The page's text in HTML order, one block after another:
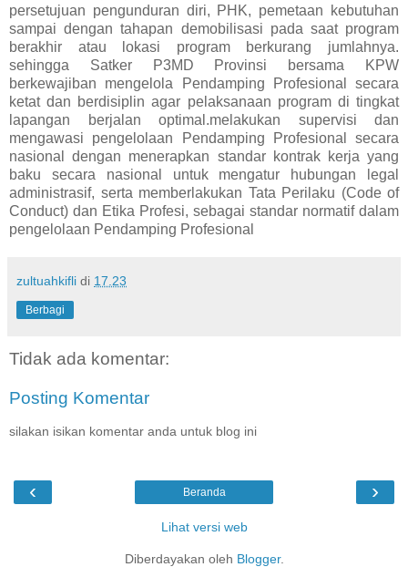
persetujuan pengunduran diri, PHK, pemetaan kebutuhan
sampai dengan tahapan demobilisasi pada saat program
berakhir atau lokasi program berkurang jumlahnya.
sehingga Satker P3MD Provinsi bersama KPW
berkewajiban mengelola Pendamping Profesional secara
ketat dan berdisiplin agar pelaksanaan program di tingkat
lapangan berjalan optimal.melakukan supervisi dan
mengawasi pengelolaan Pendamping Profesional secara
nasional dengan menerapkan standar kontrak kerja yang
baku secara nasional untuk mengatur hubungan legal
administrasif, serta memberlakukan Tata Perilaku (Code of
Conduct) dan Etika Profesi, sebagai standar normatif dalam
pengelolaan Pendamping Profesional
zultuahkifli di 17.23
Berbagi
Tidak ada komentar:
Posting Komentar
silakan isikan komentar anda untuk blog ini
‹ ›
Beranda
Lihat versi web
Diberdayakan oleh Blogger.